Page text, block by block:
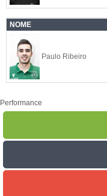
NOME
Paulo Ribeiro
Performance